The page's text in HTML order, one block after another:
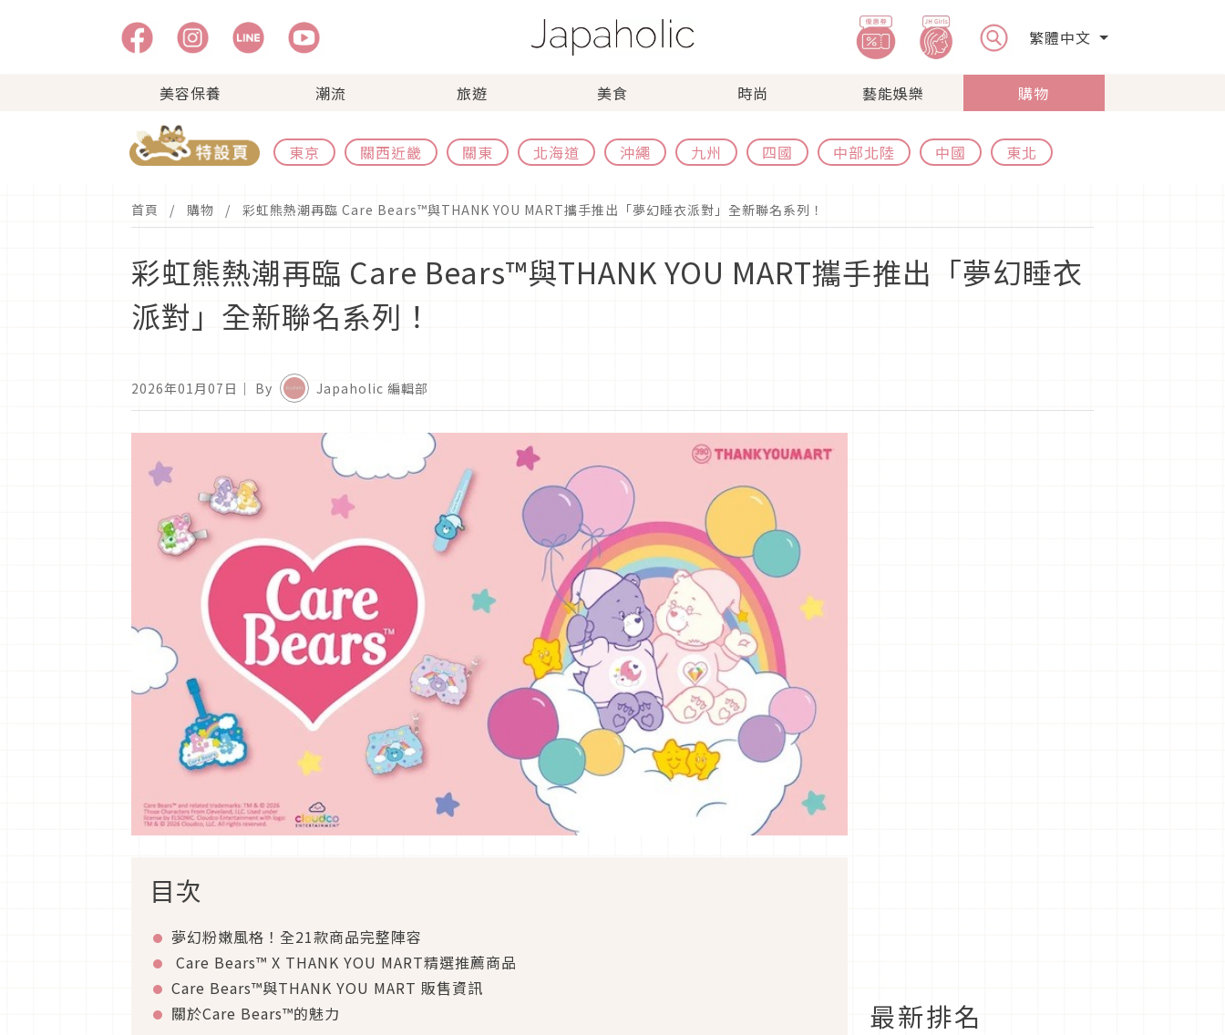
繁體中文
美容保養 潮流 旅遊 美食 時尚 藝能娛樂 購物
東京 關西近畿 關東 北海道 沖繩 九州 四國 中部北陸 中國 東北
首頁 購物 彩虹熊熱潮再臨 Care Bears™與THANK YOU MART攜手推出「夢幻睡衣派對」全新聯名系列！
彩虹熊熱潮再臨 Care Bears™與THANK YOU MART攜手推出「夢幻睡衣
派對」全新聯名系列！
2026年01月07日 ｜ By Japaholic 編輯部
目次
夢幻粉嫩風格！全21款商品完整陣容
Care Bears™ X THANK YOU MART精選推薦商品
Care Bears™與THANK YOU MART 販售資訊
關於Care Bears™的魅力
最新排名